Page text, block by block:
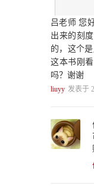
2.5.6 滤镜 41
2.5.7 渐变 42
2.6 Canvas 43
2.6.1 开始绘图 44
2.6.2 状态机 44
2.6.3 基本图形 45
2.6.6 图片 49
2.6.7 渐变 49
2.7 色彩基础 50
吕老师 您
出来的刻
的，这个
这本书刚
吗？谢谢
liuyy 发表于